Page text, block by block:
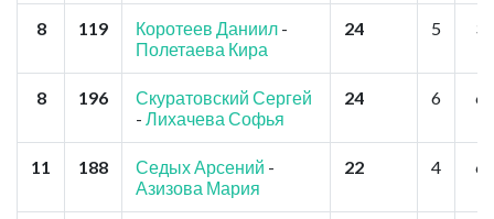
8 119 Коротеев Даниил -
Полетаева Кира
24 5 3
8 196
Скуратовский Сергей
- Лихачева Софья
24 6 6
11 188 Седых Арсений -
Азизова Мария
22 4 6